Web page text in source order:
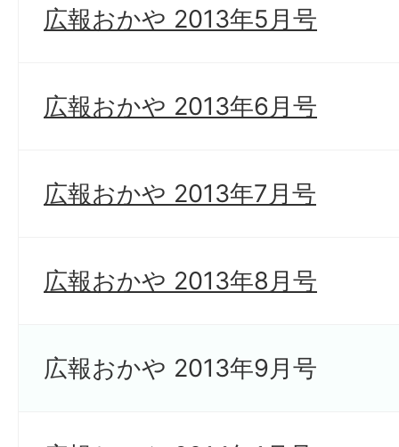
広報おかや 2013年5月号
広報おかや 2013年6月号
広報おかや 2013年7月号
広報おかや 2013年8月号
広報おかや 2013年9月号